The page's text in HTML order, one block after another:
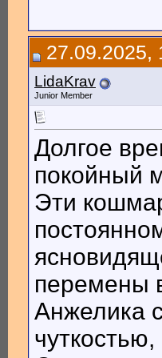
27.09.2025,
LidaKrav
Junior Member
Долгое
покойный
Эти
перемены
Анжелика